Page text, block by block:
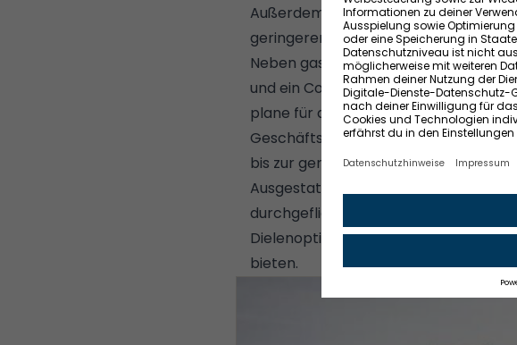
Außerdem sollen 53 öffentlich
geringerem Einkommen die
Neben gastronomischen Betrieben
und ein Concierge-Service zur
plane für die Wohnungen eine
Geschäftsleitung bei Garbe. Von
bis zur geräumigen Fünf-Zimmer-
Ausgestattet sind die Wohnungen
durchgefliesten Duschen und
Dielenoptik ausgelegt werden,
bieten.